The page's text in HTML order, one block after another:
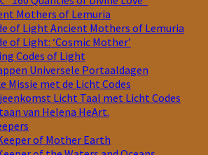
Mothers of Lemuria
of Light Ancient Mothers of Lemuria
of Light: ‘Cosmic Mother’
Codes of Light
Universele Portaaldagen
Missie met de Licht Codes
Licht Taal met Licht Codes
van Helena HeArt.
of Mother Earth